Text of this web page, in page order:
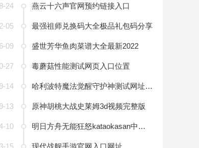
24 燕云十六声官网预约链接入口
05 最强祖师兑换码大全极品礼包码分享
09 盛世芳华鱼肉菜谱大全最新2022
27 毒蘑菇性能测试网页入口位置
14 哈利波特魔法觉醒守护神测试网址链接入口
13 原神胡桃大战史莱姆3d视频完整版
10 明日方舟无能狂怒kataokasan中国语joy翻译
15 现代战舰手游官网入口网址